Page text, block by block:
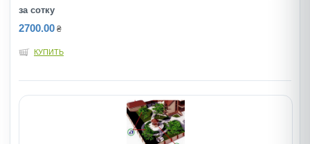
за сотку
2700.00 ₴
КУПИТЬ